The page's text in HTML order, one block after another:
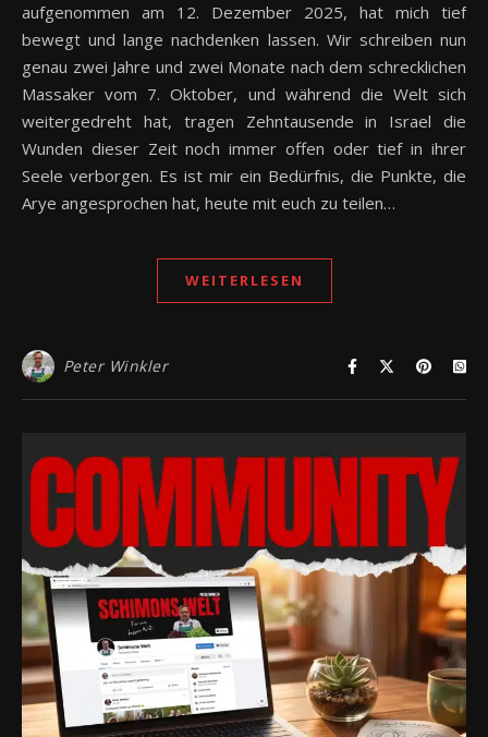
aufgenommen am 12. Dezember 2025, hat mich tief
bewegt und lange nachdenken lassen. Wir schreiben nun
genau zwei Jahre und zwei Monate nach dem schrecklichen
Massaker vom 7. Oktober, und während die Welt sich
weitergedreht hat, tragen Zehntausende in Israel die
Wunden dieser Zeit noch immer offen oder tief in ihrer
Seele verborgen. Es ist mir ein Bedürfnis, die Punkte, die
Arye angesprochen hat, heute mit euch zu teilen…
WEITERLESEN
Peter Winkler